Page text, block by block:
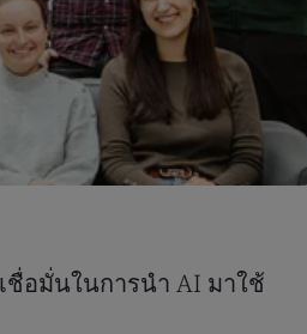
ชื่อมั่นในการนำ AI มาใช้